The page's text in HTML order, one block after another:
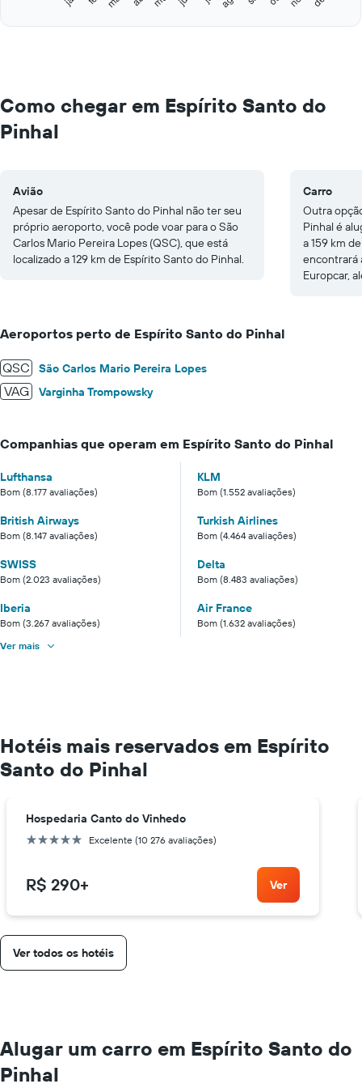
to
1250.
of
interactive
Como chegar em Espírito Santo do
Pinhal
Avião
Apesar de Espírito Santo do Pinhal não ter seu
próprio aeroporto, você pode voar para o São
Carlos Mario Pereira Lopes (QSC), que está
localizado a 129 km de Espírito Santo do Pinhal.
Carro
Outra
Pinhal é
a 159 km
encontrará
Europcar,
Aeroportos perto de Espírito Santo do Pinhal
QSC São Carlos Mario Pereira Lopes
VAG Varginha Trompowsky
Companhias que operam em Espírito Santo do Pinhal
Lufthansa
Bom (8.177 avaliações)
KLM
Bom (1.552 avaliações)
British Airways
Bom (8.147 avaliações)
Turkish Airlines
Bom (4.464 avaliações)
SWISS
Bom (2.023 avaliações)
Delta
Bom (8.483 avaliações)
Iberia
Bom (3.267 avaliações)
Air France
Bom (1.632 avaliações)
Ver mais
Hotéis mais reservados em Espírito
Santo do Pinhal
Hospedaria Canto do Vinhedo
0 estrelas Excelente (10 276 avaliações)
R$ 290+ Ver
Ver todos os hotéis
Alugar um carro em Espírito Santo do
Pinhal